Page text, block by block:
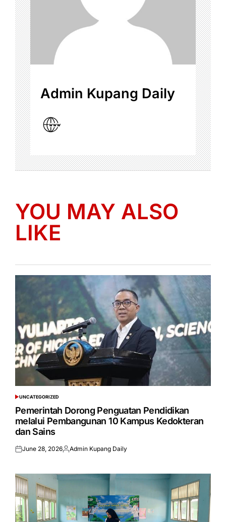
Admin Kupang Daily
YOU MAY ALSO
LIKE
POSTED
IN
UNCATEGORIZED
Pemerintah Dorong Penguatan Pendidikan
melalui Pembangunan 10 Kampus Kedokteran
dan Sains
Posted
June 28, 2026Posted
Admin Kupang Daily